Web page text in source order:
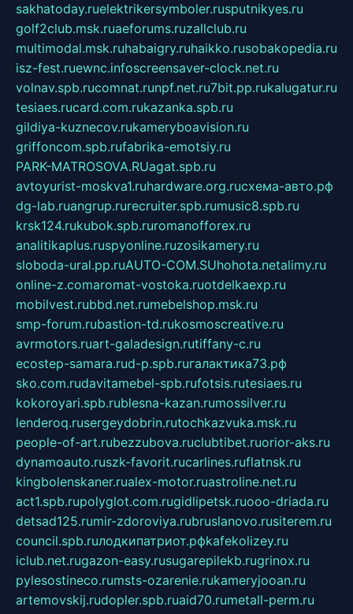
sakhatoday.ruelektrikersymboler.rusputnikyes.ru
golf2club.msk.ruaeforums.ruzallclub.ru
multimodal.msk.ruhabaigry.ruhaikko.rusobakopedia.ru
isz-fest.ruewnc.infoscreensaver-clock.net.ru
volnav.spb.rucomnat.runpf.net.ru7bit.pp.rukalugatur.ru
tesiaes.rucard.com.rukazanka.spb.ru
gildiya-kuznecov.rukameryboavision.ru
griffoncom.spb.rufabrika-emotsiy.ru
PARK-MATROSOVA.RUagat.spb.ru
avtoyurist-moskva1.ruhardware.org.ruсхема-авто.рф
dg-lab.ruangrup.rurecruiter.spb.rumusic8.spb.ru
krsk124.rukubok.spb.ruromanofforex.ru
analitikaplus.ruspyonline.ruzosikamery.ru
sloboda-ural.pp.ruAUTO-COM.SUhohota.netalimy.ru
online-z.comaromat-vostoka.ruotdelkaexp.ru
mobilvest.rubbd.net.rumebelshop.msk.ru
smp-forum.rubastion-td.rukosmoscreative.ru
avrmotors.ruart-galadesign.rutiffany-c.ru
ecostep-samara.rud-p.spb.ruгалактика73.рф
sko.com.rudavitamebel-spb.rufotsis.rutesiaes.ru
kokoroyari.spb.rublesna-kazan.rumossilver.ru
lenderoq.rusergeydobrin.rutochkazvuka.msk.ru
people-of-art.rubezzubova.ruclubtibet.ruorior-aks.ru
dynamoauto.ruszk-favorit.rucarlines.ruflatnsk.ru
kingbolenskaner.rualex-motor.ruastroline.net.ru
act1.spb.rupolyglot.com.rugidlipetsk.ruooo-driada.ru
detsad125.rumir-zdoroviya.rubruslanovo.rusiterem.ru
council.spb.ruлодкипатриот.рфkafekolizey.ru
iclub.net.rugazon-easy.rusugarepilekb.rugrinox.ru
pylesostineco.rumsts-ozarenie.rukameryjooan.ru
artemovskij.rudopler.spb.ruaid70.rumetall-perm.ru